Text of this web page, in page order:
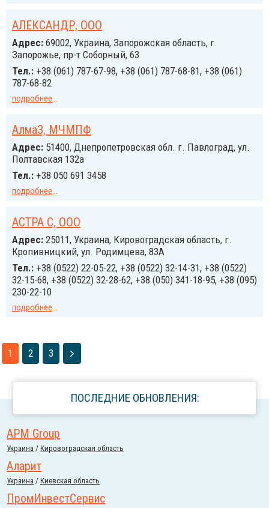
АЛЕКСАНДР, ООО
Адрес: 69002, Украина, Запорожская область, г.
Запорожье, пр-т Соборный, 63
Тел.: +38 (061) 787-67-98, +38 (061) 787-68-81, +38 (061)
787-68-82
подробнее...
АлмаЗ, МЧМПФ
Адрес: 51400, Днепропетровская обл. г. Павлоград, ул.
Полтавская 132а
Тел.: +38 050 691 3458
подробнее...
АСТРА С, ООО
Адрес: 25011, Украина, Кировоградская область, г.
Кропивницкий, ул. Родимцева, 83А
Тел.: +38 (0522) 22-05-22, +38 (0522) 32-14-31, +38 (0522)
32-15-68, +38 (0522) 32-28-62, +38 (050) 341-18-95, +38 (095)
230-22-10
подробнее...
1 2 3
ПОСЛЕДНИЕ ОБНОВЛЕНИЯ:
APM Group
Украина /Кировоградская область
Аларит
Украина /Киевская область
ПромИнвестСервис